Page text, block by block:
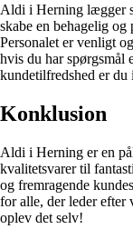
Aldi i Herning lægger
skabe en behagelig
Personalet er venligt
hvis du har spørgsmål
kundetilfredshed er
Konklusion
Aldi i Herning er en
kvalitetsvarer til
og fremragende
for alle, der leder
oplev det selv!